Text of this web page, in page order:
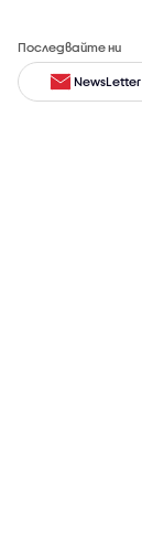
Последвайте ни
NewsLetter